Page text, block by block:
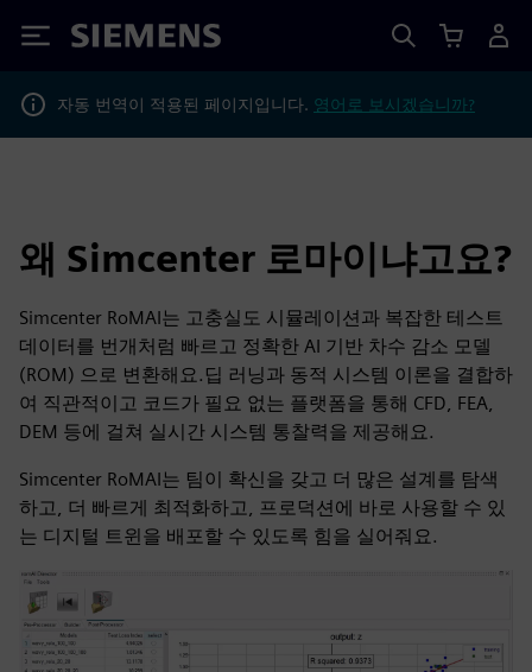
Siemens
자동 번역이 적용된 페이지입니다. 영어로 보시겠습니까?
왜 Simcenter 로마이냐고요?
Simcenter RoMAI는 고충실도 시뮬레이션과 복잡한 테스트
데이터를 번개처럼 빠르고 정확한 AI 기반 차수 감소 모델
(ROM) 으로 변환해요.딥 러닝과 동적 시스템 이론을 결합하
여 직관적이고 코드가 필요 없는 플랫폼을 통해 CFD, FEA,
DEM 등에 걸쳐 실시간 시스템 통찰력을 제공해요.
Simcenter RoMAI는 팀이 확신을 갖고 더 많은 설계를 탐색
하고, 더 빠르게 최적화하고, 프로덕션에 바로 사용할 수 있
는 디지털 트윈을 배포할 수 있도록 힘을 실어줘요.